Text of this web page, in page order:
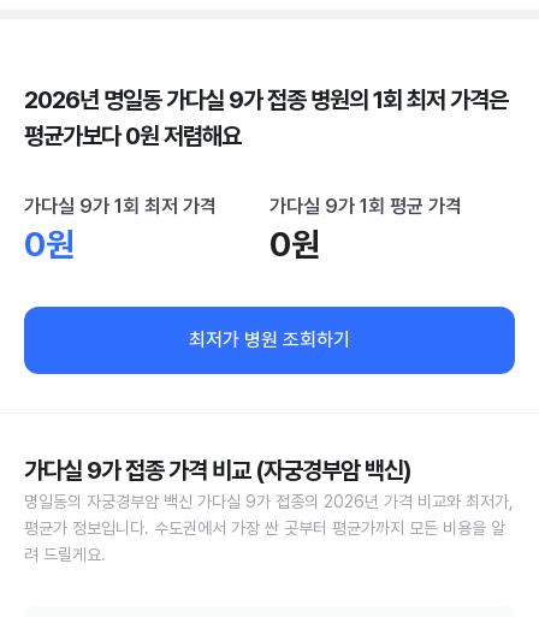
2026년 명일동 가다실 9가 접종 병원의 1회 최저 가격은
평균가보다 0원 저렴해요
가다실 9가 1회 최저 가격
0원
가다실 9가 1회 평균 가격
0원
최저가 병원 조회하기
가다실 9가 접종 가격 비교 (자궁경부암 백신)
명일동의 자궁경부암 백신 가다실 9가 접종의 2026년 가격 비교와 최저가,
평균가 정보입니다. 수도권에서 가장 싼 곳부터 평균가까지 모든 비용을 알
려 드릴게요.